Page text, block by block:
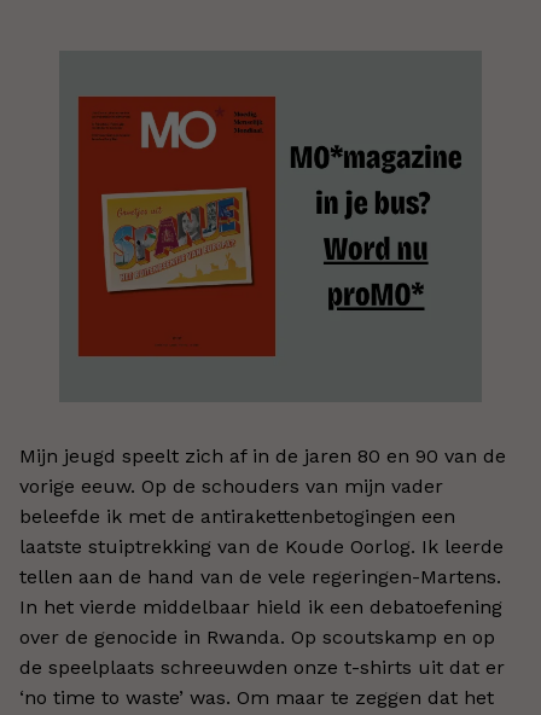
Mijn jeugd speelt zich af in de jaren 80 en 90 van de
vorige eeuw. Op de schouders van mijn vader
beleefde ik met de antirakettenbetogingen een
laatste stuiptrekking van de Koude Oorlog. Ik leerde
tellen aan de hand van de vele regeringen-Martens.
In het vierde middelbaar hield ik een debatoefening
over de genocide in Rwanda. Op scoutskamp en op
de speelplaats schreeuwden onze t-shirts uit dat er
‘no time to waste’ was. Om maar te zeggen dat het